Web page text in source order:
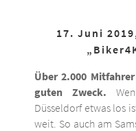
17. Juni
Über 2.000
guten Zweck.
Düsseldorf etwas los
weit. So auch am